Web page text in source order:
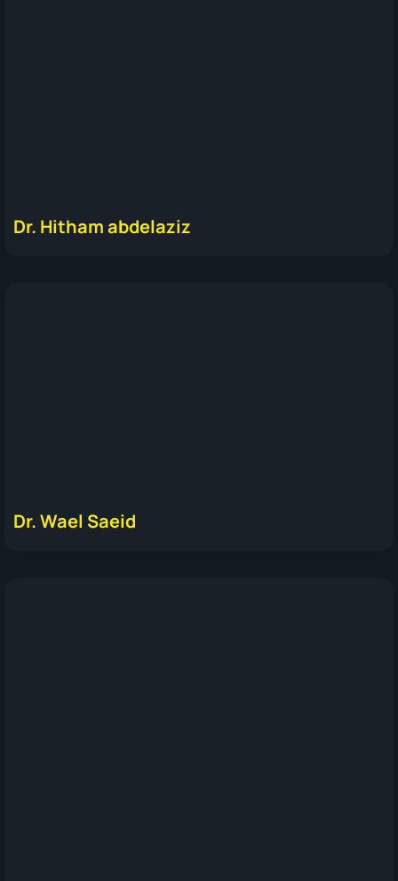
Dr. Hitham abdelaziz
Dr. Wael Saeid